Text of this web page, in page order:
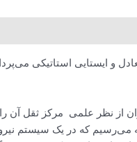
و ایستایی استاتیکی
از نظر علمی مرکز ثقل آن
می‌رسیم که در یک سیستم